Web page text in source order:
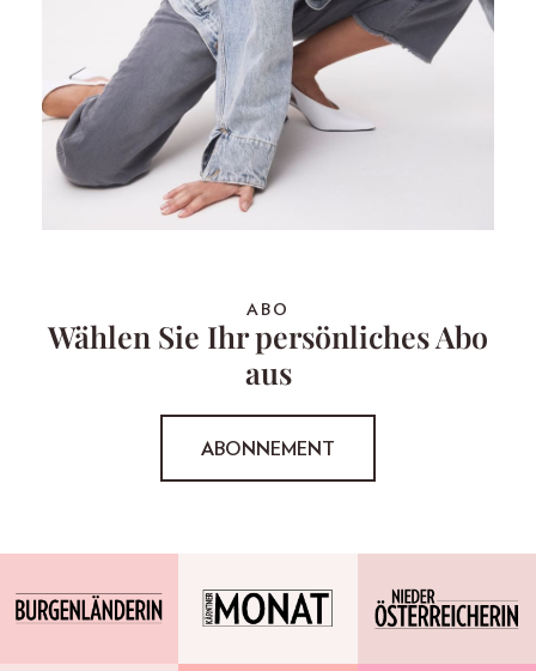
ABO
Wählen Sie Ihr persönliches Abo
aus
ABONNEMENT